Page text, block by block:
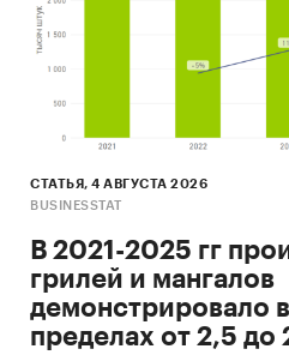
СТАТЬЯ, 4 АВГУСТА 2026
BUSINESSTAT
В 2021-2025 гг
грилей и мангалов
демонстрировало
пределах от 2,5 до